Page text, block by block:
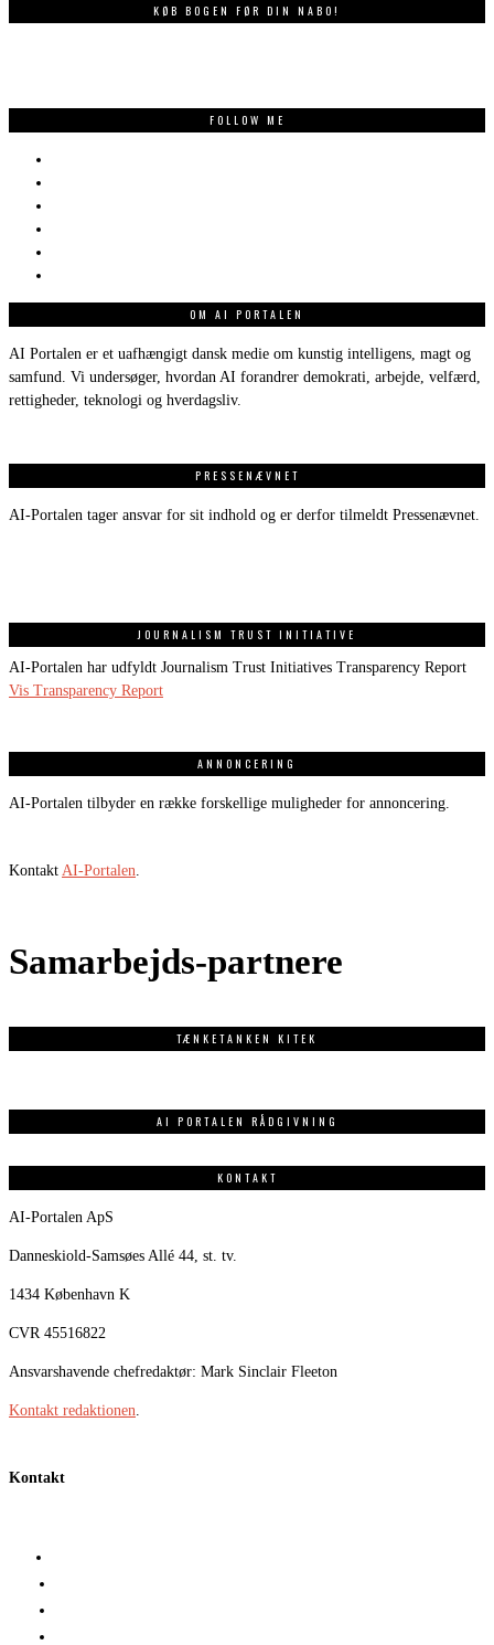
KØB BOGEN FØR DIN NABO!
FOLLOW ME
OM AI PORTALEN
AI Portalen er et uafhængigt dansk medie om kunstig intelligens, magt og
samfund. Vi undersøger, hvordan AI forandrer demokrati, arbejde, velfærd,
rettigheder, teknologi og hverdagsliv.
PRESSENÆVNET
AI-Portalen tager ansvar for sit indhold og er derfor tilmeldt Pressenævnet.
JOURNALISM TRUST INITIATIVE
AI-Portalen har udfyldt Journalism Trust Initiatives Transparency Report
Vis Transparency Report
ANNONCERING
AI-Portalen tilbyder en række forskellige muligheder for annoncering.
Kontakt AI-Portalen
Samarbejds-partnere
TÆNKETANKEN KITEK
AI PORTALEN RÅDGIVNING
KONTAKT
AI-Portalen ApS
Danneskiold-Samsøes Allé 44, st. tv.
1434 København K
CVR 45516822
Ansvarshavende chefredaktør: Mark Sinclair Fleeton
Kontakt redaktionen.
Kontakt